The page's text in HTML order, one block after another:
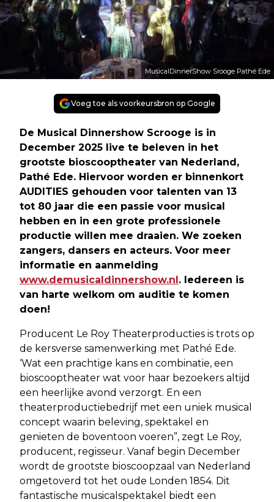
MusicalDinnerShow Srooge Pathé Ede
Voeg toe als voorkeursbron op Google
De Musical Dinnershow Scrooge is in
December 2025 live te beleven in het
grootste bioscooptheater van Nederland,
Pathé Ede. Hiervoor worden er binnenkort
AUDITIES gehouden voor talenten van 13
tot 80 jaar die een passie voor musical
hebben en in een grote professionele
productie willen mee draaien. We zoeken
zangers, dansers en acteurs. Voor meer
informatie en aanmelding
www.demusicaldinnershow.nl. Iedereen is
van harte welkom om auditie te komen
doen!
Producent Le Roy Theaterproducties is trots op
de kersverse samenwerking met Pathé Ede.
‘Wat een prachtige kans en combinatie, een
bioscooptheater wat voor haar bezoekers altijd
een heerlijke avond verzorgt. En een
theaterproductiebedrijf met een uniek musical
concept waarin beleving, spektakel en
genieten de boventoon voeren”, zegt Le Roy,
producent, regisseur. Vanaf begin December
wordt de grootste bioscoopzaal van Nederland
omgetoverd tot het oude Londen 1854. Dit
fantastische musicalspektakel biedt een